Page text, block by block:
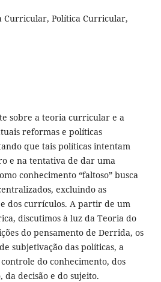
Curricular, Política Curricular,
sobre a teoria curricular e a
reformas e políticas
que tais políticas intentam
e na tentativa de dar uma
conhecimento “faltoso” busca
excluindo as
dos currículos. A partir de um
discutimos à luz da Teoria do
do pensamento de Derrida, os
subjetivação das políticas, a
do conhecimento, dos
decisão e do sujeito.